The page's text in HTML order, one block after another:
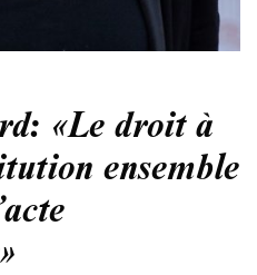
«Le droit à
ensemble